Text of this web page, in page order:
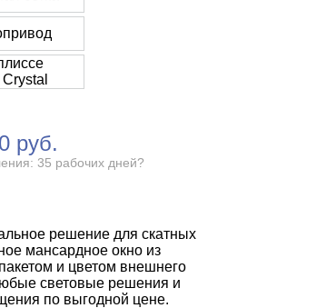
руб.
35 рабочих дней?
решение для скатных
мансардное окно из
и цветом внешнего
световые решения и
по выгодной цене.